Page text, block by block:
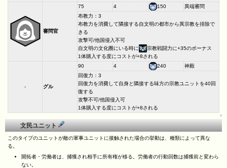
審問官
75 4 150
異端審問
布教力：3
布教力を消費して隣接する自文明の都市から異宗教を排除で
きる
攻撃可/他国侵入不可
自文明の文化圈にいる時に
宗教戦闘力に+35のボーナス
1体購入する度にコストが+8される
- グル
90 4 240
神殿
回復力：3
回復力を消費して自身と隣接する味方の宗教ユニットを40回
復する
攻撃不可/他国侵入可
1体購入する度にコストが+8される
↑
文民ユニット
このタイプのユニットが敵の軍事ユニットに接触された場合の挙動は、種類によって異な
る。
開拓者・労働者は、捕獲され相手に所有権が移る。労働者の行動回数は捕獲前と変わら
ない。